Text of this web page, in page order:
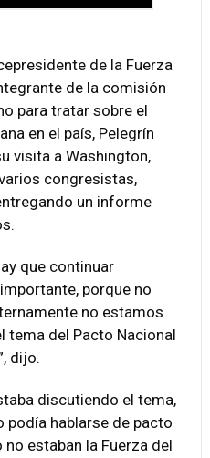
de la Fuerza
de la comisión
para tratar sobre el
en el país, Pelegrín
visita a Washington,
congresistas,
un informe
que continuar
porque no
no estamos
tema del Pacto Nacional
dijo.
discutiendo el tema,
podía hablarse de pacto
estaban la Fuerza del